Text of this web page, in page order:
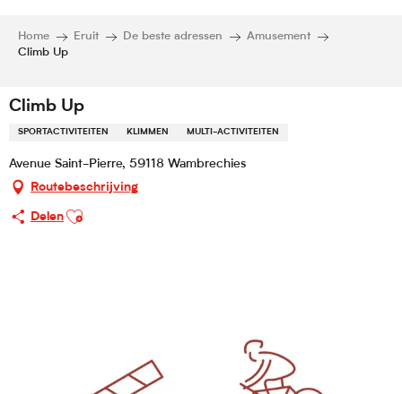
Home Eruit De beste adressen
Amusement
Climb Up
Climb Up
SPORTACTIVITEITEN KLIMMEN MULTI-ACTIVITEITEN
Avenue Saint-Pierre, 59118 Wambrechies
Routebeschrijving
Delen
Ajouter aux favoris